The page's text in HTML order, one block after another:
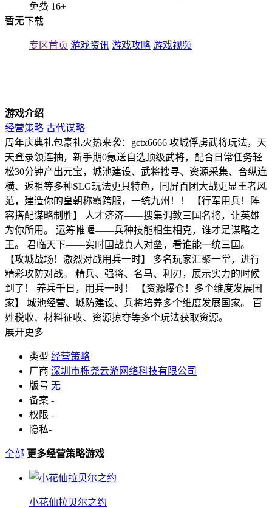
免费 16+
暂无下载
专区首页 游戏资讯 游戏攻略 游戏视频
游戏介绍
经营策略 古代谋略
周年庆典礼包豪礼火热来袭：gctx6666 攻城俘虏武将玩法，天
天登录领连抽，新手期0氪送自选顶级武将，配合日常任务轻
松30分钟产出元宝，城池建设、武将搜寻、资源采集、合纵连
横、返祖等多种SLG玩法更具特色，同屏百团大战更显王者风
范，建造你的皇朝称霸跨服，一统九州！！ 【行军用兵！阵
容搭配谋略制胜】 人才济济——搜集调教三国名将，让英雄
为你所用。 运筹帷幄——兵种技能相生相克，谁才是谋略之
王。 君临天下——实时国战真人对垒，看谁能一统三国。
【攻城战场！激烈对战用兵一时】 多名玩家汇聚一堂，进行
精彩攻防对战。 精兵、强将、名马、利刃，展示实力的时候
到了！ 养兵千日，用兵一时！ 【资源爆仓！多个维度发展国
家】 城池经营、城防建设、兵将培养多个维度发展国家。 百
姓税收、材料征收、资源掠夺等多个玩法获取资源。
展开更多
类型 经营策略
厂商 深圳市栎尧云游网络科技有限公司
版号 无
备案 -
权限 -
隐私-
全部 更多经营策略游戏
小花仙拉贝尔之约